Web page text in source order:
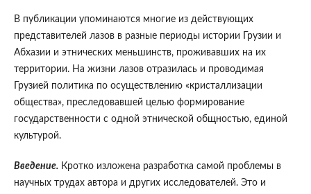
В публикации упоминаются многие из действующих
представителей лазов в разные периоды истории Грузии и
Абхазии и этнических меньшинств, проживавших на их
территории. На жизни лазов отразилась и проводимая
Грузией политика по осуществлению «кристаллизации
общества», преследовавшей целью формирование
государственности с одной этнической общностью, единой
культурой.
Введение.Кротко изложена разработка самой проблемы в
научных трудах автора и других исследователей. Это и